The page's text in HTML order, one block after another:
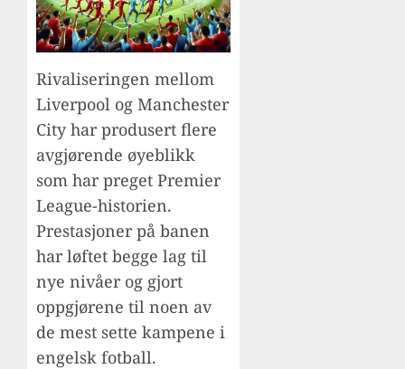
Rivaliseringen mellom
Liverpool og Manchester
City har produsert flere
avgjørende øyeblikk
som har preget Premier
League-historien.
Prestasjoner på banen
har løftet begge lag til
nye nivåer og gjort
oppgjørene til noen av
de mest sette kampene i
engelsk fotball.